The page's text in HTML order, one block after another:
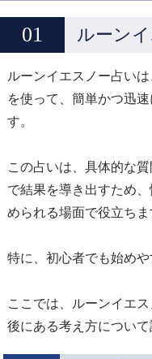
ルーン
ルーンイエスノー占い
を使って、簡単かつ迅
す。
この占いは、具体的な
で結果を導き出すため
められる場面で役立ちま
特に、初心者でも始め
ここでは、ルーンイエ
後にある考え方について